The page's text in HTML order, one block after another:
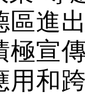
區進
極宣
用和